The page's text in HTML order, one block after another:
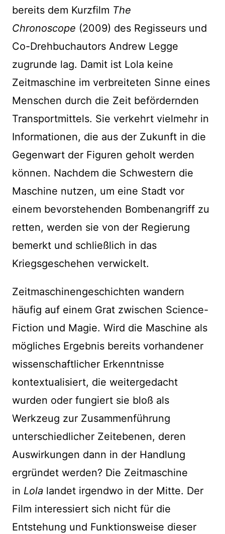
bereits dem Kurzfilm The
Chronoscope (2009) des Regisseurs und
Co-Drehbuchautors Andrew Legge
zugrunde lag. Damit ist Lola keine
Zeitmaschine im verbreiteten Sinne eines
Menschen durch die Zeit befördernden
Transportmittels. Sie verkehrt vielmehr in
Informationen, die aus der Zukunft in die
Gegenwart der Figuren geholt werden
können. Nachdem die Schwestern die
Maschine nutzen, um eine Stadt vor
einem bevorstehenden Bombenangriff zu
retten, werden sie von der Regierung
bemerkt und schließlich in das
Kriegsgeschehen verwickelt.
Zeitmaschinengeschichten wandern
häufig auf einem Grat zwischen Science-
Fiction und Magie. Wird die Maschine als
mögliches Ergebnis bereits vorhandener
wissenschaftlicher Erkenntnisse
kontextualisiert, die weitergedacht
wurden oder fungiert sie bloß als
Werkzeug zur Zusammenführung
unterschiedlicher Zeitebenen, deren
Auswirkungen dann in der Handlung
ergründet werden? Die Zeitmaschine
in Lola landet irgendwo in der Mitte. Der
Film interessiert sich nicht für die
Entstehung und Funktionsweise dieser